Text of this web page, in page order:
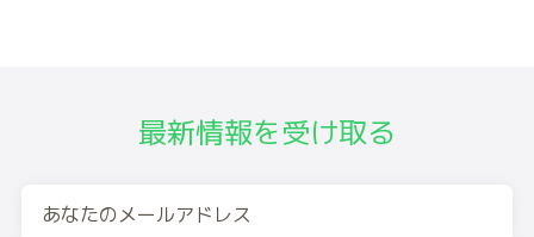
最新情報を受け取る